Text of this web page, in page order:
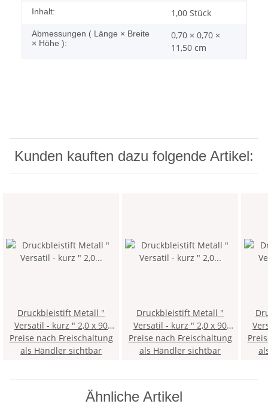
Inhalt: 1,00 Stück
Abmessungen ( Länge × Breite
× Höhe ):
0,70 × 0,70 ×
11,50 cm
Kunden kauften dazu folgende Artikel:
Druckbleistift Metall "
Versatil - kurz " 2,0 x 90
mm Mine - Schwarz - mit
Minenspitzer und Clip >
Preise nach Freischaltung
als Händler sichtbar
Druckbleistift Metall "
Versatil - kurz " 2,0 x 90
mm Mine - Rot - mit
Minenspitzer und Clip >
Preise nach Freischaltung
als Händler sichtbar
Ähnliche Artikel